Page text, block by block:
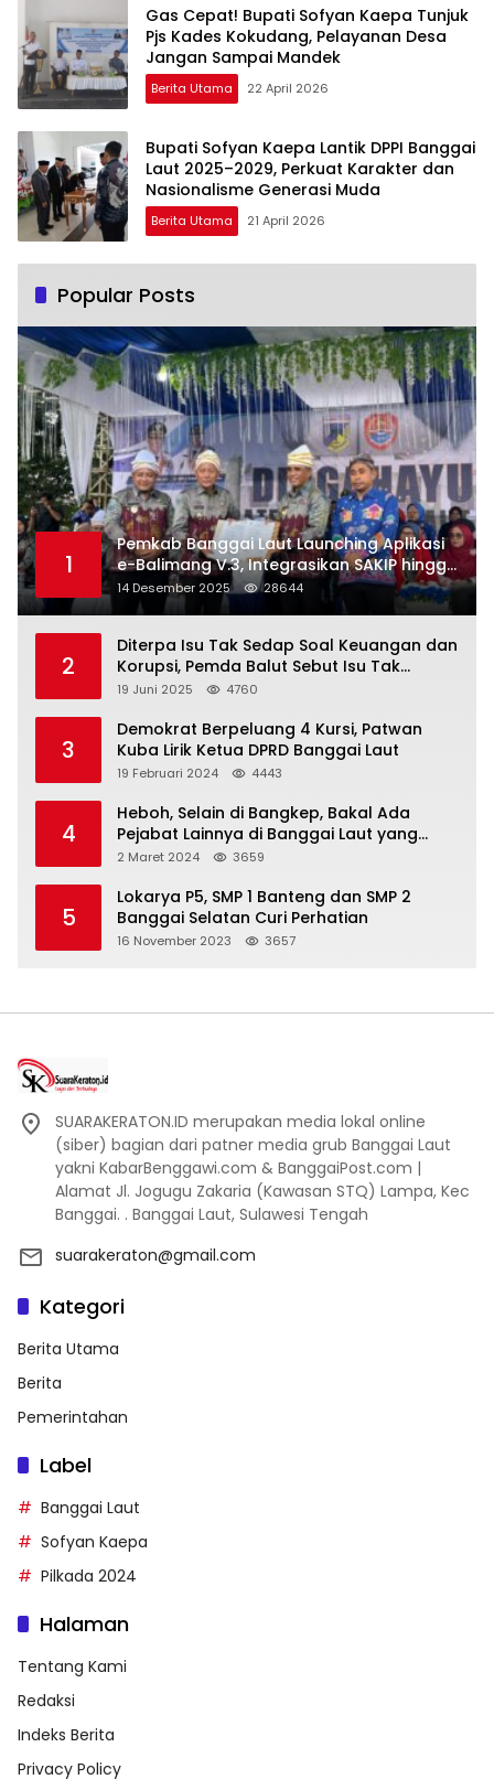
Gas Cepat! Bupati Sofyan Kaepa Tunjuk
Pjs Kades Kokudang, Pelayanan Desa
Jangan Sampai Mandek
Berita Utama 22 April 2026
Bupati Sofyan Kaepa Lantik DPPI Banggai
Laut 2025–2029, Perkuat Karakter dan
Nasionalisme Generasi Muda
Berita Utama 21 April 2026
Popular Posts
1
Pemkab Banggai Laut Launching Aplikasi
e-Balimang V.3, Integrasikan SAKIP hingga
Satu Data Layanan Publik
14 Desember 2025 28644
2
Diterpa Isu Tak Sedap Soal Keuangan dan
Korupsi, Pemda Balut Sebut Isu Tak
Berdasar
19 Juni 2025 4760
3
Demokrat Berpeluang 4 Kursi, Patwan
Kuba Lirik Ketua DPRD Banggai Laut
19 Februari 2024 4443
4
Heboh, Selain di Bangkep, Bakal Ada
Pejabat Lainnya di Banggai Laut yang
Bakal di Ciduk, Bagini Kata Kapolres!
2 Maret 2024 3659
5
Lokarya P5, SMP 1 Banteng dan SMP 2
Banggai Selatan Curi Perhatian
16 November 2023 3657
SUARAKERATON.ID merupakan media lokal online
(siber) bagian dari patner media grub Banggai Laut
yakni KabarBenggawi.com & BanggaiPost.com |
Alamat Jl. Jogugu Zakaria (Kawasan STQ) Lampa, Kec
Banggai. . Banggai Laut, Sulawesi Tengah
suarakeraton@gmail.com
Kategori
Berita Utama
Berita
Pemerintahan
Label
Banggai Laut
Sofyan Kaepa
Pilkada 2024
Halaman
Tentang Kami
Redaksi
Indeks Berita
Privacy Policy